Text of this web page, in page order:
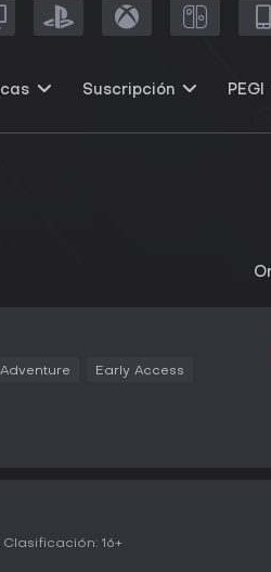
Suscripción PEGI
Adventure Early Access
Clasificación: 16+